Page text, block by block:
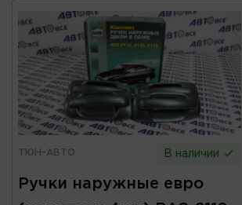
ТЮН-АВТО В наличии
Ручки наружные евро